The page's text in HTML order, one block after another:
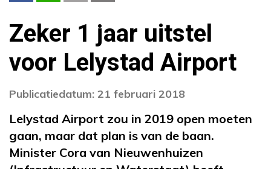
Zeker 1 jaar uitstel
voor Lelystad Airport
Publicatiedatum: 21 februari 2018
Lelystad Airport zou in 2019 open moeten
gaan, maar dat plan is van de baan.
Minister Cora van Nieuwenhuizen